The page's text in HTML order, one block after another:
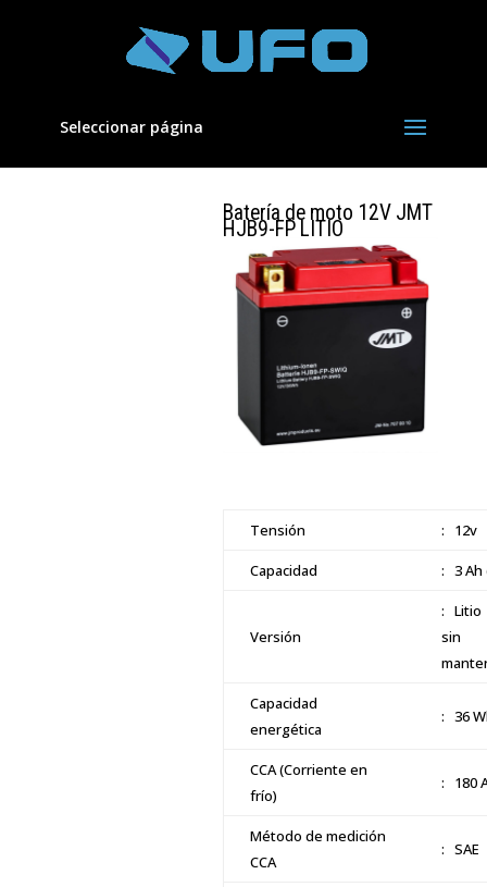
Seleccionar página
Batería de moto 12V JMT
HJB9-FP LITIO
Tensión : 12v
Capacidad : 3 Ah
Versión
: Litio
sin
Capacidad
energética
: 36
CCA (Corriente en
frío)
: 180
Método de medición
CCA
: SAE